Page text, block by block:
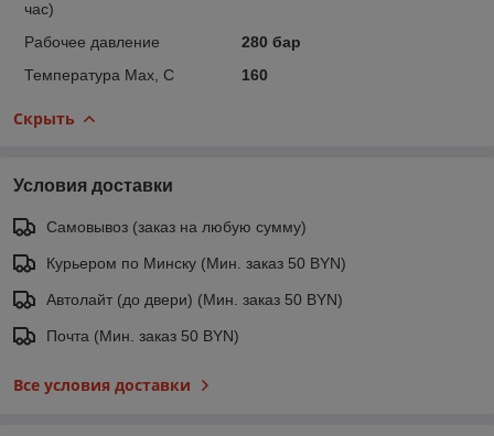
час)
Рабочее давление
280 бар
Температура Max, С
160
Скрыть
Условия доставки
Самовывоз (заказ на любую сумму)
Курьером по Минску (Мин. заказ 50 BYN)
Автолайт (до двери) (Мин. заказ 50 BYN)
Почта (Мин. заказ 50 BYN)
Все условия доставки